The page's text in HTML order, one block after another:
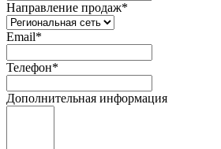
Направление продаж*
Email*
Телефон*
Дополнительная информация